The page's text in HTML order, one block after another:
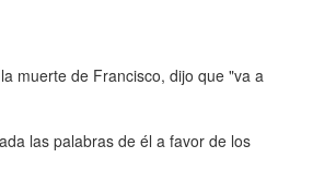
muerte de Francisco, dijo que "va a
las palabras de él a favor de los